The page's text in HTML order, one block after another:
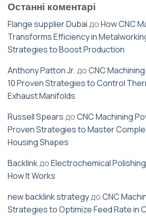
Останні коментарі
Flange supplier DubaiдоHow CNC
Transforms Efficiency in
Strategies to Boost Production
Anthony Patton Jr.доCNC
10 Proven Strategies to Control
Exhaust Manifolds
Russell SpearsдоCNC Machining
Proven Strategies to Master
Housing Shapes
BacklinkдоElectrochemical
How It Works
new backlink strategyдоCNC
Strategies to Optimize Feed Rate in